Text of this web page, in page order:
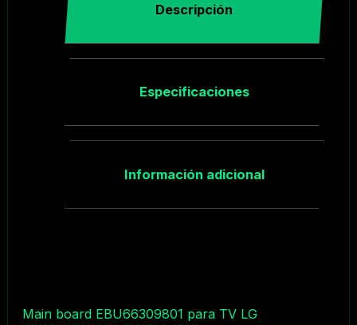
Descripción
Especificaciones
Información adicional
Main board EBU66309801 para TV LG